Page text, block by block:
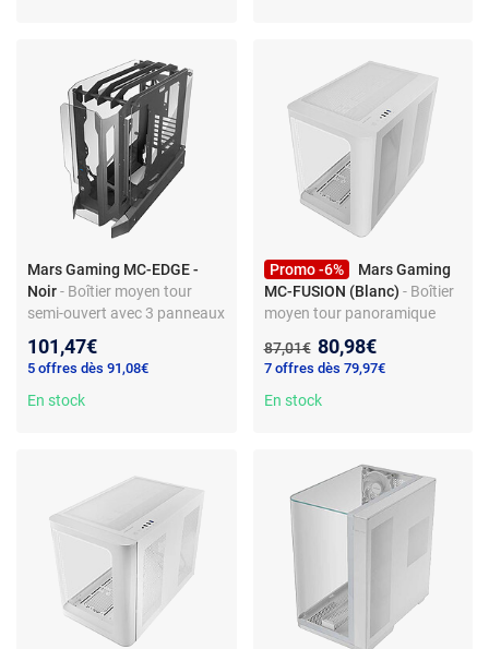
Mars Gaming MC-EDGE -
Noir- Boîtier moyen tour
semi-ouvert avec 3 panneaux
101,47€
5 offres dès 91,08€
En stock
Promo -6%
Mars Gaming
MC-FUSION (Blanc) - Boîtier
moyen tour panoramique
trempé
Ancien prix :
87,01€ Nouveau prix :
80,98€
7 offres dès 79,97€
En stock